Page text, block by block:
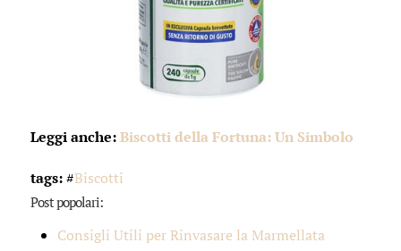
Leggi anche:Biscotti della Fortuna: Un Simbolo
tags:#Biscotti
Post popolari:
Consigli Utili per Rinvasare la Marmellata